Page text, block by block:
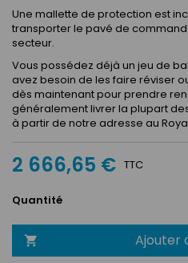
Une mallette de protection est
transporter le pavé de
secteur.
Vous possédez déjà un jeu de
avez besoin de les faire réviser
dès maintenant pour prendre
généralement livrer la plupart
à partir de notre adresse au
2 666,65 € TTC
Quantité
 Ajouter